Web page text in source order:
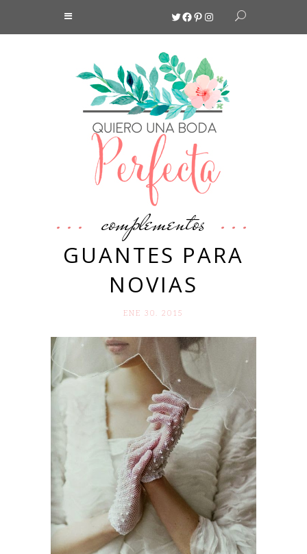
Twitter
Facebook
Pinterest
Instagram
complementos
GUANTES PARA
NOVIAS
ENE 30. 2015